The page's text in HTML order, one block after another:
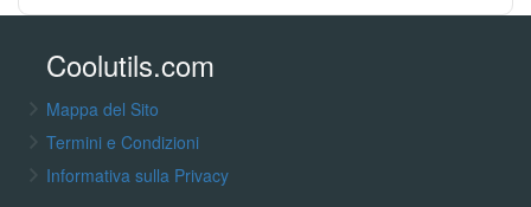
Coolutils.com
Mappa del Sito
Termini e Condizioni
Informativa sulla Privacy